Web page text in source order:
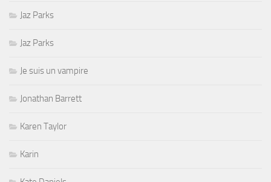
Jaz Parks
Jaz Parks
Je suis un vampire
Jonathan Barrett
Karen Taylor
Karin